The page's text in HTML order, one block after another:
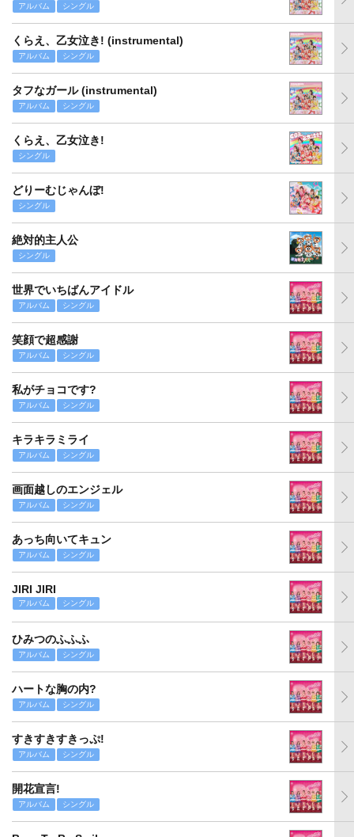
アルバム シングル
くらえ、乙女泣き! (instrumental)
アルバム シングル
タフなガール (instrumental)
アルバム シングル
くらえ、乙女泣き!
シングル
どりーむじゃんぼ!
シングル
絶対的主人公
シングル
世界でいちばんアイドル
アルバム シングル
笑顔で超感謝
アルバム シングル
私がチョコです?
アルバム シングル
キラキラミライ
アルバム シングル
画面越しのエンジェル
アルバム シングル
あっち向いてキュン
アルバム シングル
JIRI JIRI
アルバム シングル
ひみつのふふふ
アルバム シングル
ハートな胸の内?
アルバム シングル
すきすきすきっぷ!
アルバム シングル
開花宣言!
アルバム シングル